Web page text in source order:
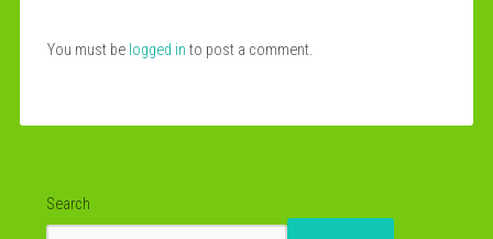
You must be logged in to post a comment.
Search